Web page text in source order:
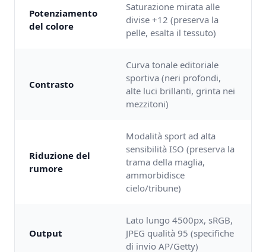
Potenziamento
del colore
Saturazione mirata alle
divise +12 (preserva la
pelle, esalta il tessuto)
Contrasto
Curva tonale editoriale
sportiva (neri profondi,
alte luci brillanti, grinta nei
mezzitoni)
Riduzione del
rumore
Modalità sport ad alta
sensibilità ISO (preserva la
trama della maglia,
ammorbidisce
cielo/tribune)
Output
Lato lungo 4500px, sRGB,
JPEG qualità 95 (specifiche
di invio AP/Getty)